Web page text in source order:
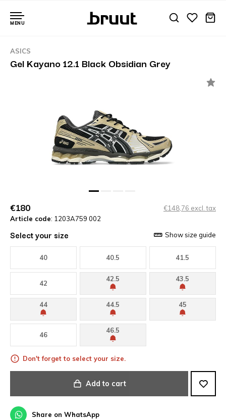
MENU
ASICS
Gel Kayano 12.1 Black Obsidian Grey
€180
€148,76 excl. tax
Article code: 1203A759 002
Select your size Show size guide
40 40.5 41.5
42
42.5 43.5
44 44.5 45
46
46.5
Don't forget to select your size.
Add to cart
Share on WhatsApp